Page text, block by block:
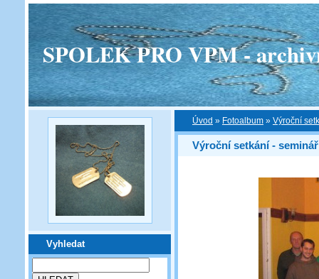
SPOLEK PRO VPM -
Vyhledat
Úvod » Fotoalbum » Výroční
Výroční setkání -